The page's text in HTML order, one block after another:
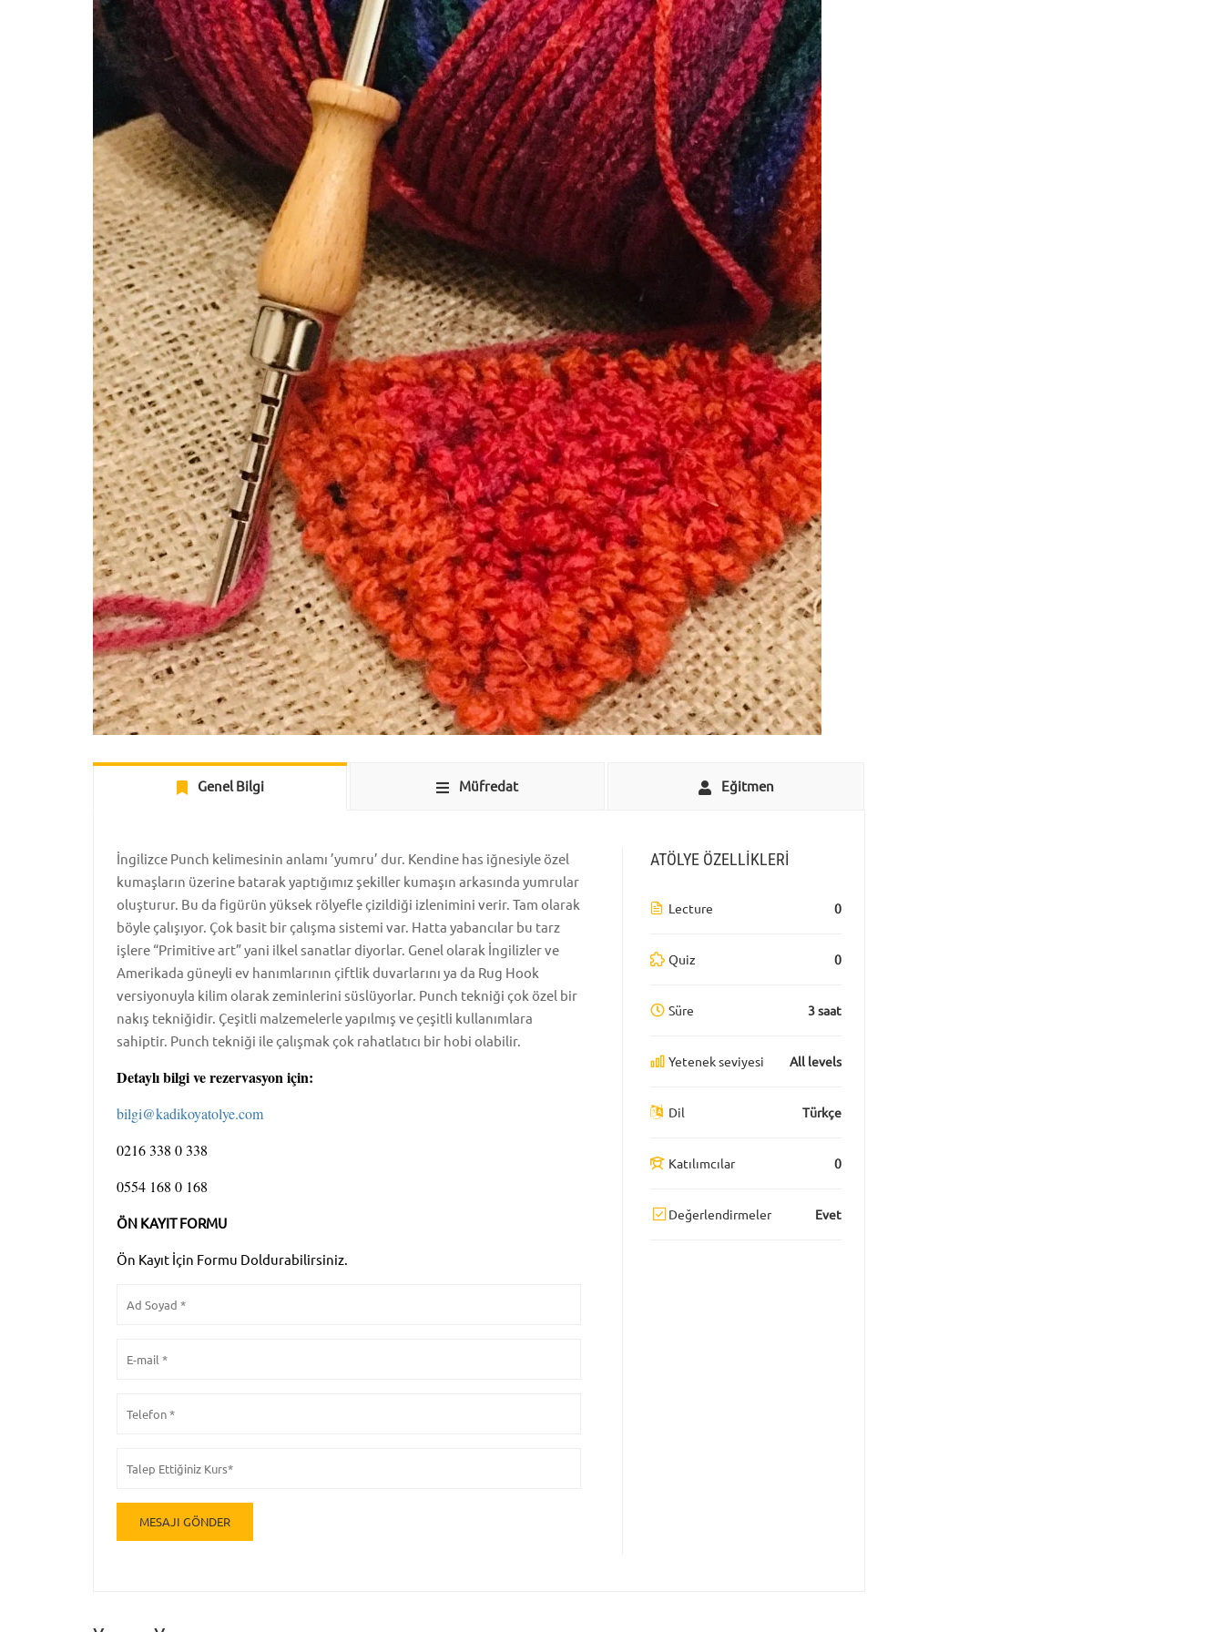
Genel Bilgi Müfredat Eğitmen
İngilizce Punch kelimesinin anlamı ’yumru’ dur. Kendine has iğnesiyle özel
kumaşların üzerine batarak yaptığımız şekiller kumaşın arkasında yumrular
oluşturur. Bu da figürün yüksek rölyefle çizildiği izlenimini verir. Tam olarak
böyle çalışıyor. Çok basit bir çalışma sistemi var. Hatta yabancılar bu tarz
işlere “Primitive art” yani ilkel sanatlar diyorlar. Genel olarak İngilizler ve
Amerikada güneyli ev hanımlarının çiftlik duvarlarını ya da Rug Hook
versiyonuyla kilim olarak zeminlerini süslüyorlar. Punch tekniği çok özel bir
nakış tekniğidir. Çeşitli malzemelerle yapılmış ve çeşitli kullanımlara
sahiptir. Punch tekniği ile çalışmak çok rahatlatıcı bir hobi olabilir.
Detaylı bilgi ve rezervasyon için:
bilgi@kadikoyatolye.com
0216 338 0 338
0554 168 0 168
ÖN KAYIT FORMU
Ön Kayıt İçin Formu Doldurabilirsiniz.
ATÖLYE ÖZELLIKLERI
Lecture 0
Quiz 0
Süre 3 saat
Yetenek seviyesi All levels
Dil Türkçe
Katılımcılar 0
Değerlendirmeler Evet